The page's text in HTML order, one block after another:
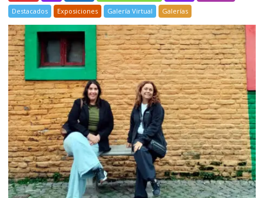
Destacados
Exposiciones Galería Virtual Galerías